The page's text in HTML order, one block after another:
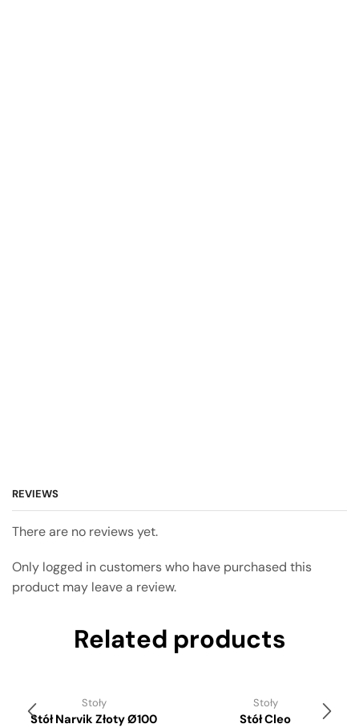
REVIEWS
There are no reviews yet.
Only logged in customers who have purchased this
product may leave a review.
Related products
Stoły
Stół Narvik Złoty Ø100
Stoły
Stół Cleo